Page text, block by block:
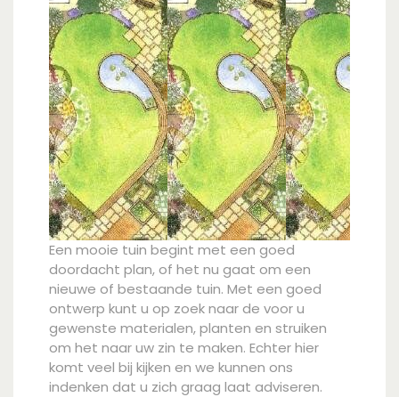
Een mooie tuin begint met een goed
doordacht plan, of het nu gaat om een
nieuwe of bestaande tuin. Met een goed
ontwerp kunt u op zoek naar de voor u
gewenste materialen, planten en struiken
om het naar uw zin te maken. Echter hier
komt veel bij kijken en we kunnen ons
indenken dat u zich graag laat adviseren.